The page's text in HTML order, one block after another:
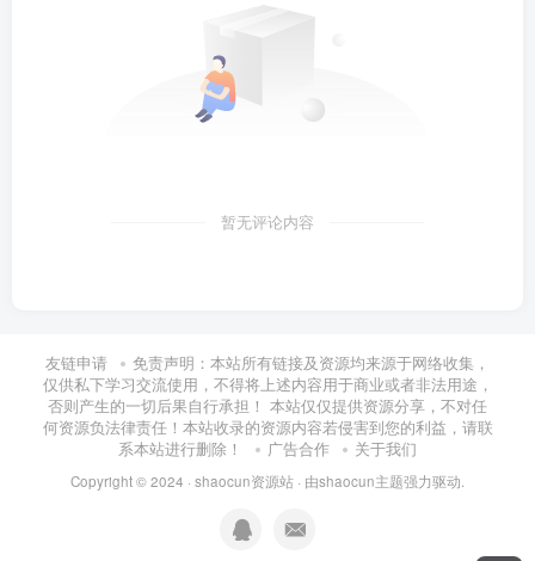
暂无评论内容
友链申请
免责声明：本站所有链接及资源均来源于网络收集，
仅供私下学习交流使用，不得将上述内容用于商业或者非法用途，
否则产生的一切后果自行承担！ 本站仅仅提供资源分享，不对任
何资源负法律责任！本站收录的资源内容若侵害到您的利益，请联
系本站进行删除！
广告合作 关于我们
Copyright © 2024 · shaocun资源站 · 由shaocun主题强力驱动.